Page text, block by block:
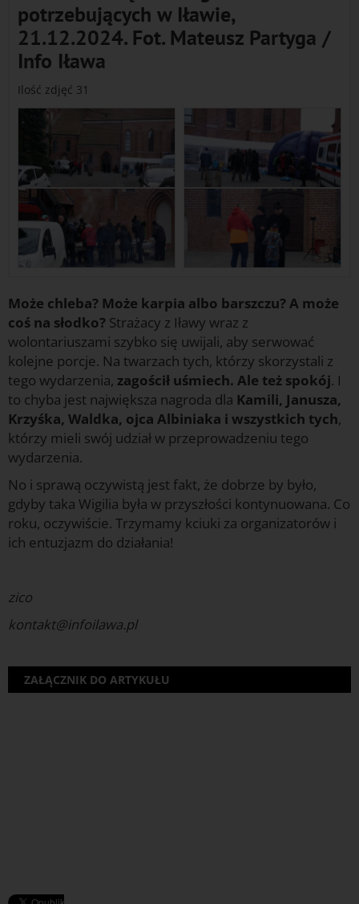
potrzebujących w Iławie,
21.12.2024. Fot. Mateusz Partyga /
Info Iława
Ilość zdjęć 31
Może chleba? Może karpia albo barszczu? A może
coś na słodko? Strażacy z Iławy wraz z
wolontariuszami szybko się uwijali, aby serwować
kolejne porcje. Na twarzach tych, którzy skorzystali z
tego wydarzenia, zagościł uśmiech. Ale też spokój. I
to chyba jest największa nagroda dla Kamili, Janusza,
Krzyśka, Waldka, ojca Albiniaka i wszystkich tych,
którzy mieli swój udział w przeprowadzeniu tego
wydarzenia.
No i sprawą oczywistą jest fakt, że dobrze by było,
gdyby taka Wigilia była w przyszłości kontynuowana. Co
roku, oczywiście. Trzymamy kciuki za organizatorów i
ich entuzjazm do działania!
zico
kontakt@infoilawa.pl
ZAŁĄCZNIK DO ARTYKUŁU